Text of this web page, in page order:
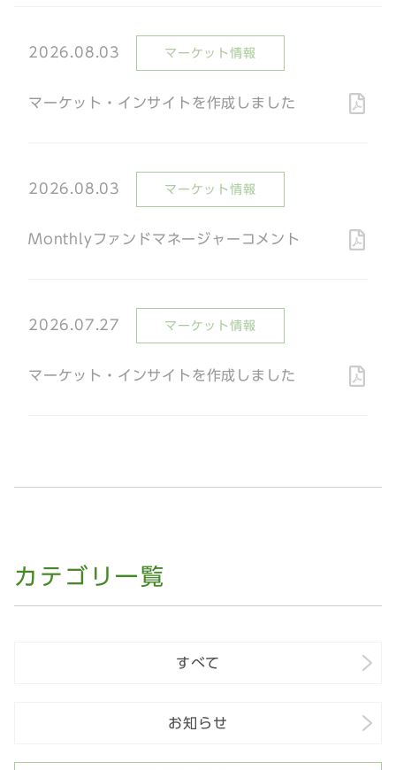
2026.08.03 マーケット情報
マーケット・インサイトを作成しました
2026.08.03 マーケット情報
Monthlyファンドマネージャーコメント
2026.07.27 マーケット情報
マーケット・インサイトを作成しました
カテゴリ一覧
すべて
お知らせ